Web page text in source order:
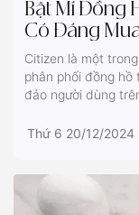
Bật Mí Đồng
Có Đáng
Citizen là một
phân phối đồng
đảo người dùng
Thứ 6 20/12/2024